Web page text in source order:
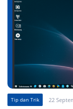
Tip dan Trik 22